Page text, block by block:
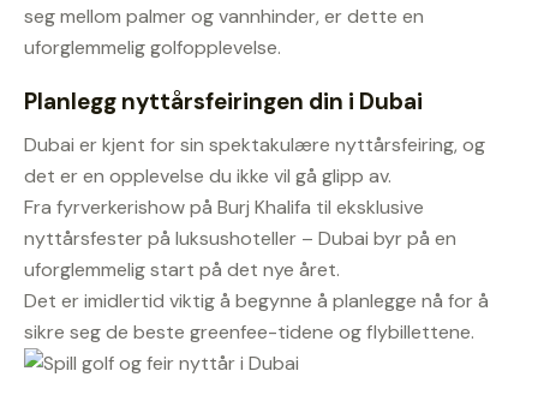
seg mellom palmer og vannhinder, er dette en
uforglemmelig golfopplevelse.
Planlegg nyttårsfeiringen din i Dubai
Dubai er kjent for sin spektakulære nyttårsfeiring, og
det er en opplevelse du ikke vil gå glipp av.
Fra fyrverkerishow på Burj Khalifa til eksklusive
nyttårsfester på luksushoteller – Dubai byr på en
uforglemmelig start på det nye året.
Det er imidlertid viktig å begynne å planlegge nå for å
sikre seg de beste greenfee-tidene og flybillettene.